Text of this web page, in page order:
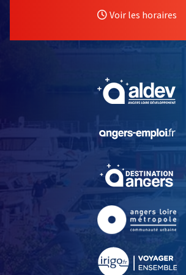
Voir les horaires
,